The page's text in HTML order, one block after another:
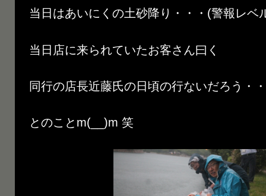
当日はあいにくの土砂降り・・・(警報レベ
当日店に来られていたお客さん曰く
同行の店長近藤氏の日頃の行ないだろう・
とのことm(__)m 笑